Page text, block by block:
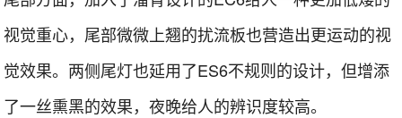
视觉重心，尾部微微上翘的扰流板也营造出更运动的视
觉效果。两侧尾灯也延用了ES6不规则的设计，但增添
了一丝熏黑的效果，夜晚给人的辨识度较高。